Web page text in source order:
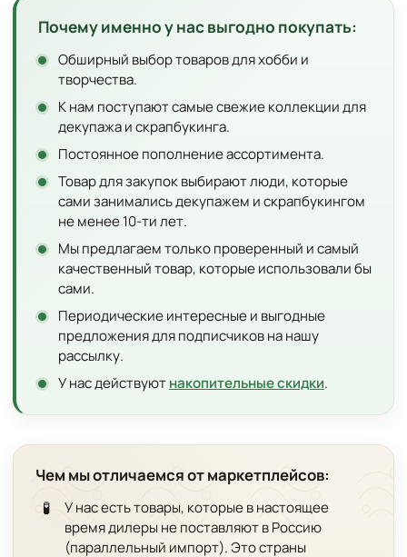
Почему именно у нас выгодно покупать:
Обширный выбор товаров для хобби и
творчества.
К нам поступают самые свежие коллекции для
декупажа и скрапбукинга.
Постоянное пополнение ассортимента.
Товар для закупок выбирают люди, которые
сами занимались декупажем и скрапбукингом
не менее 10-ти лет.
Мы предлагаем только проверенный и самый
качественный товар, которые использовали бы
сами.
Периодические интересные и выгодные
предложения для подписчиков на нашу
рассылку.
У нас действуютнакопительные скидки.
Чем мы отличаемся от маркетплейсов:
🧪
У нас есть товары, которые в настоящее
время дилеры не поставляют в Россию
(параллельный импорт). Это страны